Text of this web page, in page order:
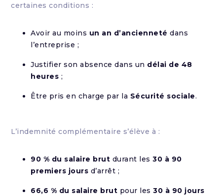
certaines conditions :
Avoir au moins un an d’ancienneté dans
l’entreprise ;
Justifier son absence dans un délai de 48
heures ;
Être pris en charge par la Sécurité sociale.
L’indemnité complémentaire s’élève à :
90 % du salaire brut durant les30 à 90
premiers jours d’arrêt ;
66,6 % du salaire brut pour les30 à 90 jours